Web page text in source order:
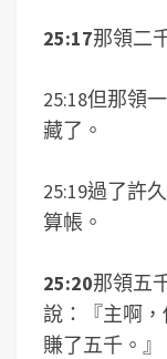
25:17那領二
25:18但那領
藏了。
25:19過了許
算帳。
25:20那領五
說：『主啊
賺了五千。』